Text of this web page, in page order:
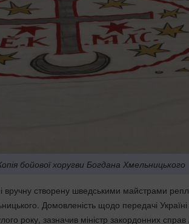
бойової хоругви Богдана Хмельницького
вручну створену шведськими майстрами
Домовленість щодо передачі
року, зазначив міністр закордонних справ